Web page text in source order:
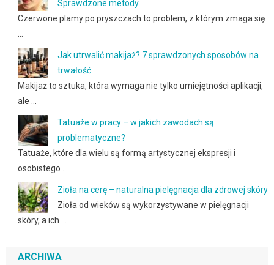
Sprawdzone metody
Czerwone plamy po pryszczach to problem, z którym zmaga się
Jak utrwalić makijaż? 7 sprawdzonych sposobów na
trwałość
Makijaż to sztuka, która wymaga nie tylko umiejętności aplikacji,
ale …
Tatuaże w pracy – w jakich zawodach są
problematyczne?
Tatuaże, które dla wielu są formą artystycznej ekspresji i
osobistego …
Zioła na cerę – naturalna pielęgnacja dla zdrowej skóry
Zioła od wieków są wykorzystywane w pielęgnacji
skóry, a ich …
ARCHIWA